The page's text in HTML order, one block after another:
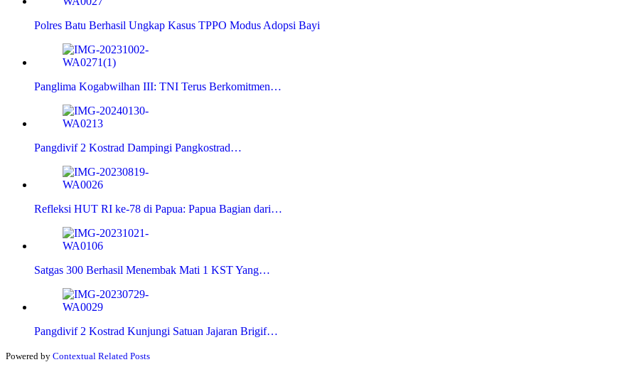
Polres Batu Berhasil Ungkap Kasus TPPO Modus Adopsi Bayi
Panglima Kogabwilhan III: TNI Terus Berkomitmen…
Pangdivif 2 Kostrad Dampingi Pangkostrad…
Refleksi HUT RI ke-78 di Papua: Papua Bagian dari…
Satgas 300 Berhasil Menembak Mati 1 KST Yang…
Pangdivif 2 Kostrad Kunjungi Satuan Jajaran Brigif…
Powered by Contextual Related Posts